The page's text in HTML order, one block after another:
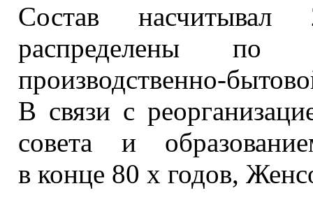
Состав насчитывал
распределены по
производственно-
В связи с
совета и
в конце 80 х годов,